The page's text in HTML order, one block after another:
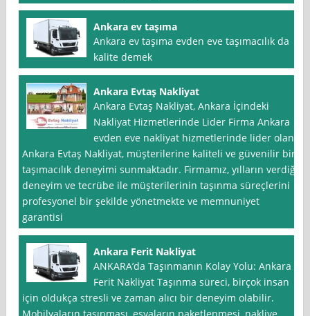
Ankara ev taşıma
Ankara ev taşıma evden eve taşımacılık da
kalite demek
Ankara Evtaş Nakliyat
Ankara Evtaş Nakliyat, Ankara İçindeki
Nakliyat Hizmetlerinde Lider Firma Ankara
evden eve nakliyat hizmetlerinde lider olan
Ankara Evtaş Nakliyat, müşterilerine kaliteli ve güvenilir bir
taşımacılık deneyimi sunmaktadır. Firmamız, yılların verdiği
deneyim ve tecrübe ile müşterilerinin taşınma süreçlerini
profesyonel bir şekilde yönetmekte ve memnuniyet
garantisi
Ankara Ferit Nakliyat
ANKARA’da Taşınmanın Kolay Yolu: Ankara
Ferit Nakliyat Taşınma süreci, birçok insan
için oldukça stresli ve zaman alıcı bir deneyim olabilir.